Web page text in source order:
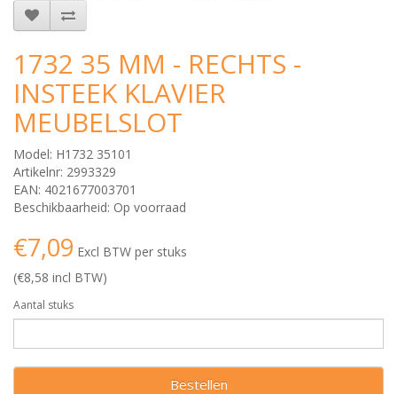
1732 35 MM - RECHTS -
INSTEEK KLAVIER
MEUBELSLOT
Model: H1732 35101
Artikelnr: 2993329
EAN: 4021677003701
Beschikbaarheid: Op voorraad
€7,09 Excl BTW per stuks
(€8,58 incl BTW)
Aantal stuks
Bestellen